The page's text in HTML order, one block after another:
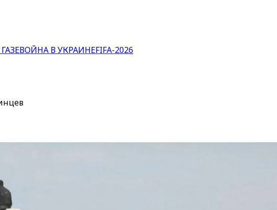
ВОЙНА В УКРАИНЕFIFA-2026